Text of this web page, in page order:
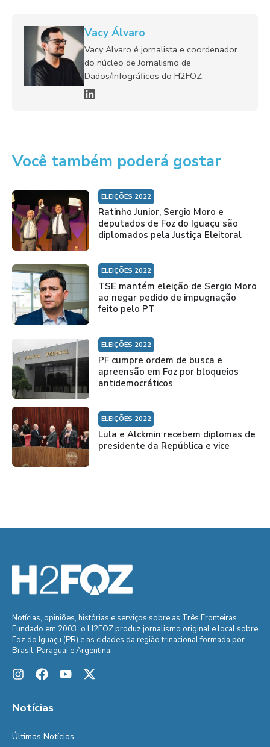
Vacy Álvaro
Vacy Alvaro é jornalista e coordenador
do núcleo de Jornalismo de
Dados/Infográficos do H2FOZ.
Você também poderá gostar
ELEIÇÕES 2022
Ratinho Junior, Sergio Moro e
deputados de Foz do Iguaçu são
diplomados pela Justiça Eleitoral
ELEIÇÕES 2022
TSE mantém eleição de Sergio Moro
ao negar pedido de impugnação
feito pelo PT
ELEIÇÕES 2022
PF cumpre ordem de busca e
apreensão em Foz por bloqueios
antidemocráticos
ELEIÇÕES 2022
Lula e Alckmin recebem diplomas de
presidente da República e vice
Notícias, opiniões, histórias e serviços sobre as Três Fronteiras.
Fundado em 2003, o H2FOZ produz jornalismo original e local sobre
Foz do Iguaçu (PR) e as cidades da região trinacional formada por
Brasil, Paraguai e Argentina.
Notícias
Últimas Notícias